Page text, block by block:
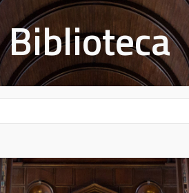
Biblioteca